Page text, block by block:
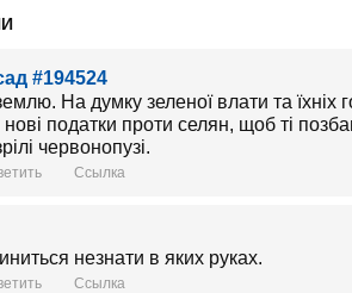
#194524
На думку зеленої влати та їхніх
податки проти селян, щоб ті
червонопузі.
Ссылка
незнати в яких руках.
Ссылка